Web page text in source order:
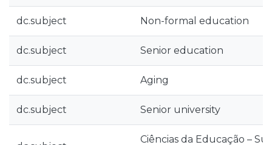
dc.subject Non-formal education
dc.subject Senior education
dc.subject Aging
dc.subject Senior university
Ciências da Educação –